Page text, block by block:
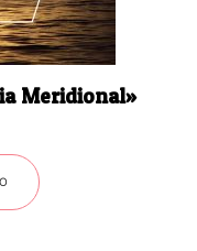
Meridional»